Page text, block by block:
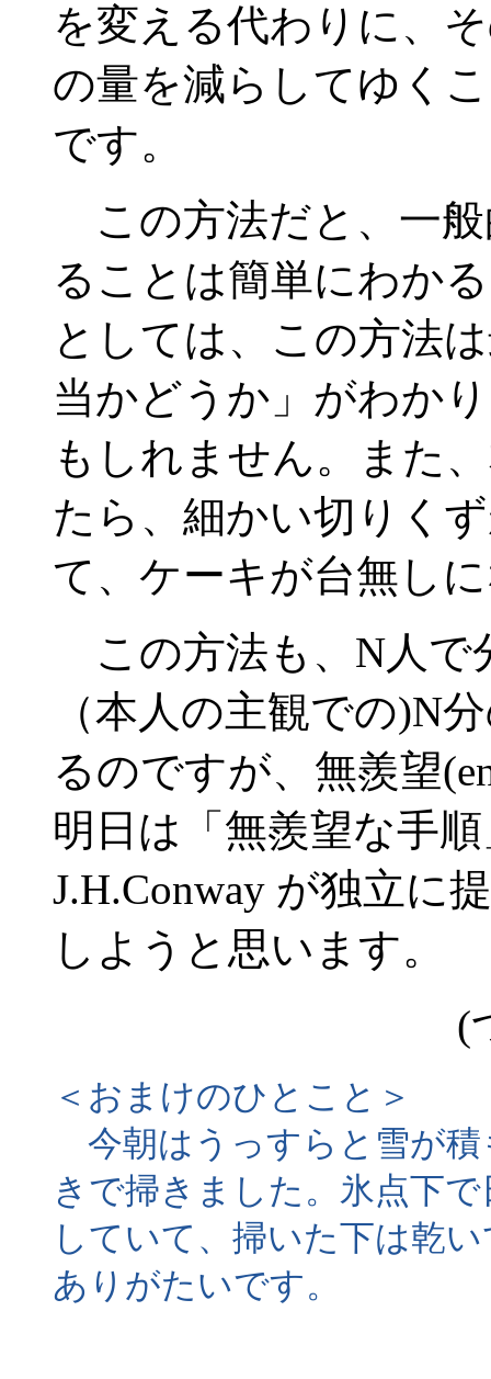
を変える代わりに、
の量を減らしてゆく
です。
この方法だと、一
ることは簡単にわか
としては、この方法
当かどうか」がわか
もしれません。また
たら、細かい切りく
て、ケーキが台無し
この方法も、N人で
（本人の主観での)N
るのですが、無羨望
明日は「無羨望な手
J.H.Conway が独立に
しようと思います。
(
＜おまけのひとこと＞
今朝はうっすらと雪が積
きで掃きました。氷点下
していて、掃いた下は乾
ありがたいです。